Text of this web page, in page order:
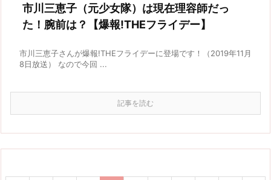
市川三恵子（元少女隊）は現在理容師だっ
た！腕前は？【爆報!THEフライデー】
市川三恵子さんが爆報!THEフライデーに登場です！（2019年11月
8日放送） なので今回 ...
記事を読む